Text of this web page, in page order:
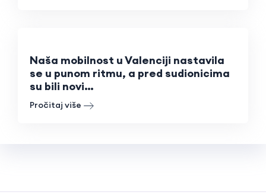
Naša mobilnost u Valenciji nastavila
se u punom ritmu, a pred sudionicima
su bili novi…
Pročitaj više